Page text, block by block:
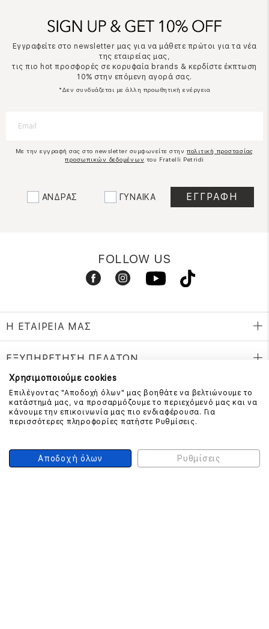
Εγγραφείτε στο newsletter μας για να μάθετε πρώτοι για τα νέα
της εταιρείας μας,
τις πιο hot προσφορές σε κορυφαία brands & κερδίστε έκπτωση
10% στην επόμενη αγορά σας.
*Δεν συνδυάζεται με άλλη προωθητική ενέργεια
Με την εγγραφή σας στο newsletter συμφωνείτε στην πολιτική προστασίας
προσωπικών δεδομένων του Fratelli Petridi
ΑΝΔΡΑΣ ΓΥΝΑΙΚΑ
FOLLOW US
Η ΕΤΑΙΡΕΙΑ ΜΑΣ
ΕΞΥΠΗΡΕΤΗΣΗ ΠΕΛΑΤΩΝ
ΕΠΙΚΟΙΝΩΝΗΣΤΕ ΜΑΖΙ ΜΑΣ
210 999 4510
Χρησιμοποιούμε cookies
Επιλέγοντας "Αποδοχή όλων" μας βοηθάτε να βελτιώνουμε το
κατάστημά μας, να προσαρμόζουμε το περιεχόμενό μας και να
κάνουμε την επικοινωνία μας πιο ενδιαφέρουσα. Για
περισσότερες πληροφορίες πατήστε Ρυθμίσεις.
Αποδοχή όλων Ρυθμίσεις